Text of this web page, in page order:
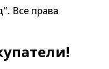
Все права